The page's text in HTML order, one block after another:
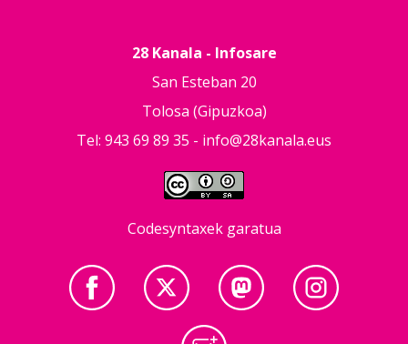
28 Kanala - Infosare
San Esteban 20
Tolosa (Gipuzkoa)
Tel: 943 69 89 35 - info@28kanala.eus
Codesyntaxek garatua